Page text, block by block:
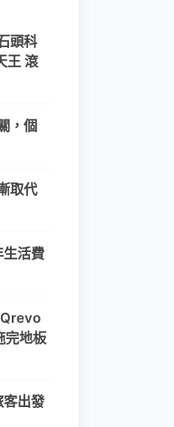
頭科
王 滾
，個
取代
活費
完地板
出發